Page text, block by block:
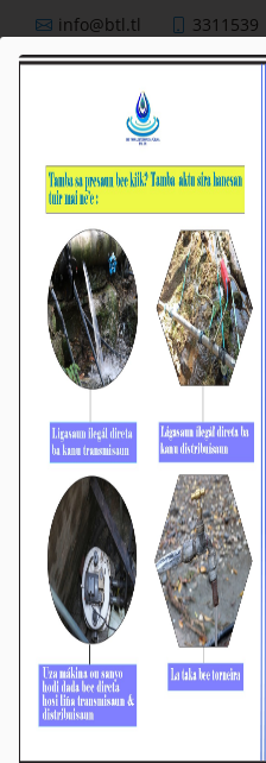
info@btl.tl 3311539
𝐏𝐫𝐞𝐳𝐢𝐝𝐞𝐧𝐭𝐞 𝐁𝐓𝐋, 𝐄.𝐏
𝐃𝐞𝐳𝐞𝐧𝐯𝐨𝐥𝐯𝐢𝐦𝐞𝐧𝐭𝐮 𝐓𝐢𝐦𝐨𝐫-
𝐌𝐅
𝐃𝐢́𝐥𝐢, 𝐒𝐞𝐠𝐮𝐧𝐝𝐚-𝐟𝐞𝐢𝐫𝐚 𝟐𝟓
Prezidente Komisaun